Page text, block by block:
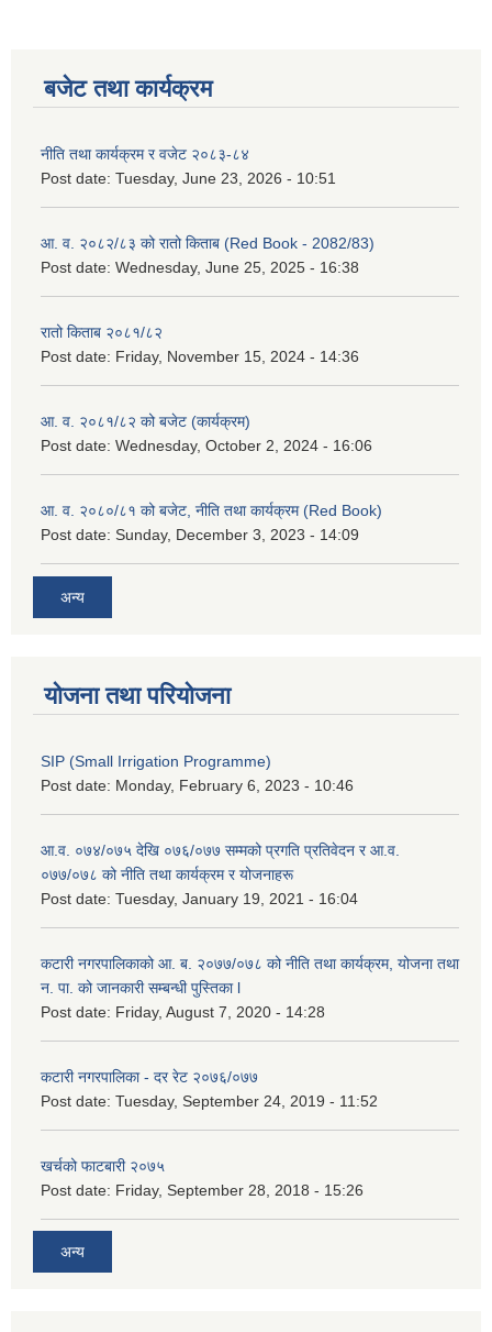
बजेट तथा कार्यक्रम
नीति तथा कार्यक्रम र वजेट २०८३-८४
Post date: Tuesday, June 23, 2026 - 10:51
आ. व. २०८२/८३ को रातो किताब (Red Book - 2082/83)
Post date: Wednesday, June 25, 2025 - 16:38
रातो किताब २०८१/८२
Post date: Friday, November 15, 2024 - 14:36
आ. व. २०८१/८२ को बजेट (कार्यक्रम)
Post date: Wednesday, October 2, 2024 - 16:06
आ. व. २०८०/८१ को बजेट, नीति तथा कार्यक्रम (Red Book)
Post date: Sunday, December 3, 2023 - 14:09
अन्य
योजना तथा परियोजना
SIP (Small Irrigation Programme)
Post date: Monday, February 6, 2023 - 10:46
आ.व. ०७४/०७५ देखि ०७६/०७७ सम्मको प्रगति प्रतिवेदन र आ.व.
०७७/०७८ को नीति तथा कार्यक्रम र योजनाहरू
Post date: Tuesday, January 19, 2021 - 16:04
कटारी नगरपालिकाको आ. ब. २०७७/०७८ को नीति तथा कार्यक्रम, योजना तथा
न. पा. को जानकारी सम्बन्धी पुस्तिका l
Post date: Friday, August 7, 2020 - 14:28
कटारी नगरपालिका - दर रेट २०७६/०७७
Post date: Tuesday, September 24, 2019 - 11:52
खर्चको फाटबारी २०७५
Post date: Friday, September 28, 2018 - 15:26
अन्य